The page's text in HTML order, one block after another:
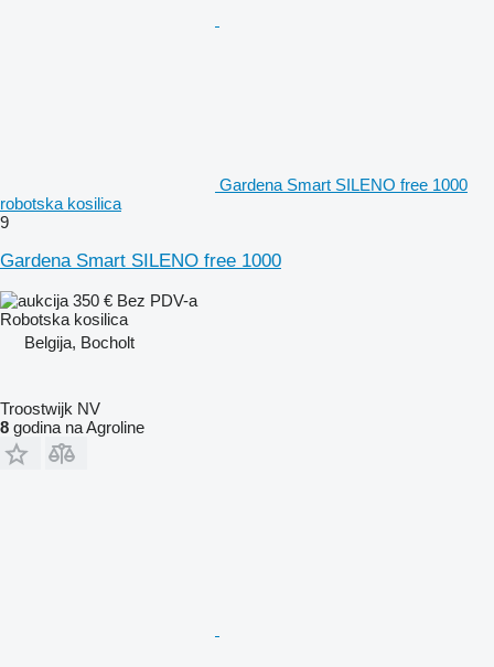
Gardena Smart SILENO free 1000
robotska kosilica
9
Gardena Smart SILENO free 1000
350 € Bez PDV-a
Robotska kosilica
Belgija, Bocholt
Troostwijk NV
8 godina na Agroline